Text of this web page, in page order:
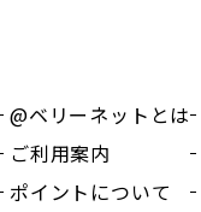
@ベリーネットとは
ご利用案内
ポイントについて